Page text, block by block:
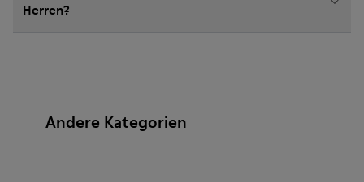
Herren?
Andere Kategorien